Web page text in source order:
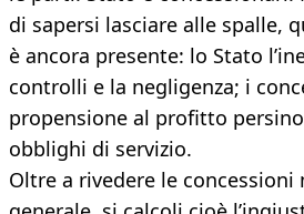
di sapersi lasciare alle spalle,
è ancora presente: lo Stato
controlli e la negligenza; i
propensione al profitto
obblighi di servizio.
Oltre a rivedere le